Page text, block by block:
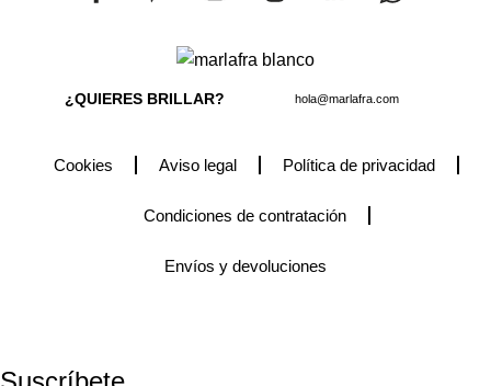
¿QUIERES BRILLAR? hola@marlafra.com
Cookies Aviso legal Política de privacidad
Condiciones de contratación
Envíos y devoluciones